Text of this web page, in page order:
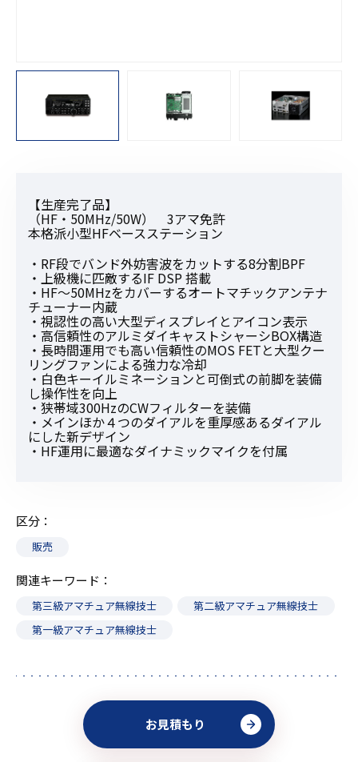
【生産完了品】
（HF・50MHz/50W） 3アマ免許
本格派小型HFベースステーション
・RF段でバンド外妨害波をカットする8分割BPF
・上級機に匹敵するIF DSP 搭載
・HF～50MHzをカバーするオートマチックアンテナ
チューナー内蔵
・視認性の高い大型ディスプレイとアイコン表示
・高信頼性のアルミダイキャストシャーシBOX構造
・長時間運用でも高い信頼性のMOS FETと大型クー
リングファンによる強力な冷却
・白色キーイルミネーションと可倒式の前脚を装備
し操作性を向上
・狭帯域300HzのCWフィルターを装備
・メインほか４つのダイアルを重厚感あるダイアル
にした新デザイン
・HF運用に最適なダイナミックマイクを付属
区分
販売
関連キーワード
第三級アマチュア無線技士
第二級アマチュア無線技士
第一級アマチュア無線技士
お見積もり